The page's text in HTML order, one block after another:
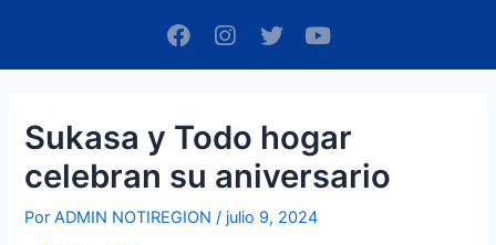
F
a
c
k
I
n
s
g
a
m
T
w
i
e
Y
o
u
b
e
Sukasa y Todo hogar
celebran su aniversario
PorADMIN NOTIREGION/ julio 9, 2024